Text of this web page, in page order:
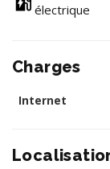
électrique
Charges
Internet